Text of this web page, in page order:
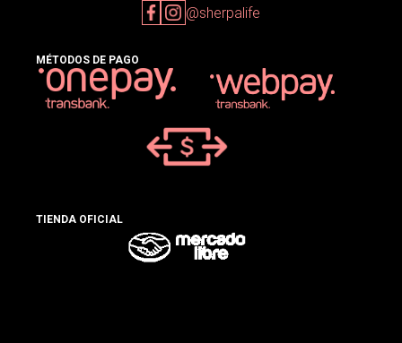
@sherpalife
MÉTODOS DE PAGO
TIENDA OFICIAL